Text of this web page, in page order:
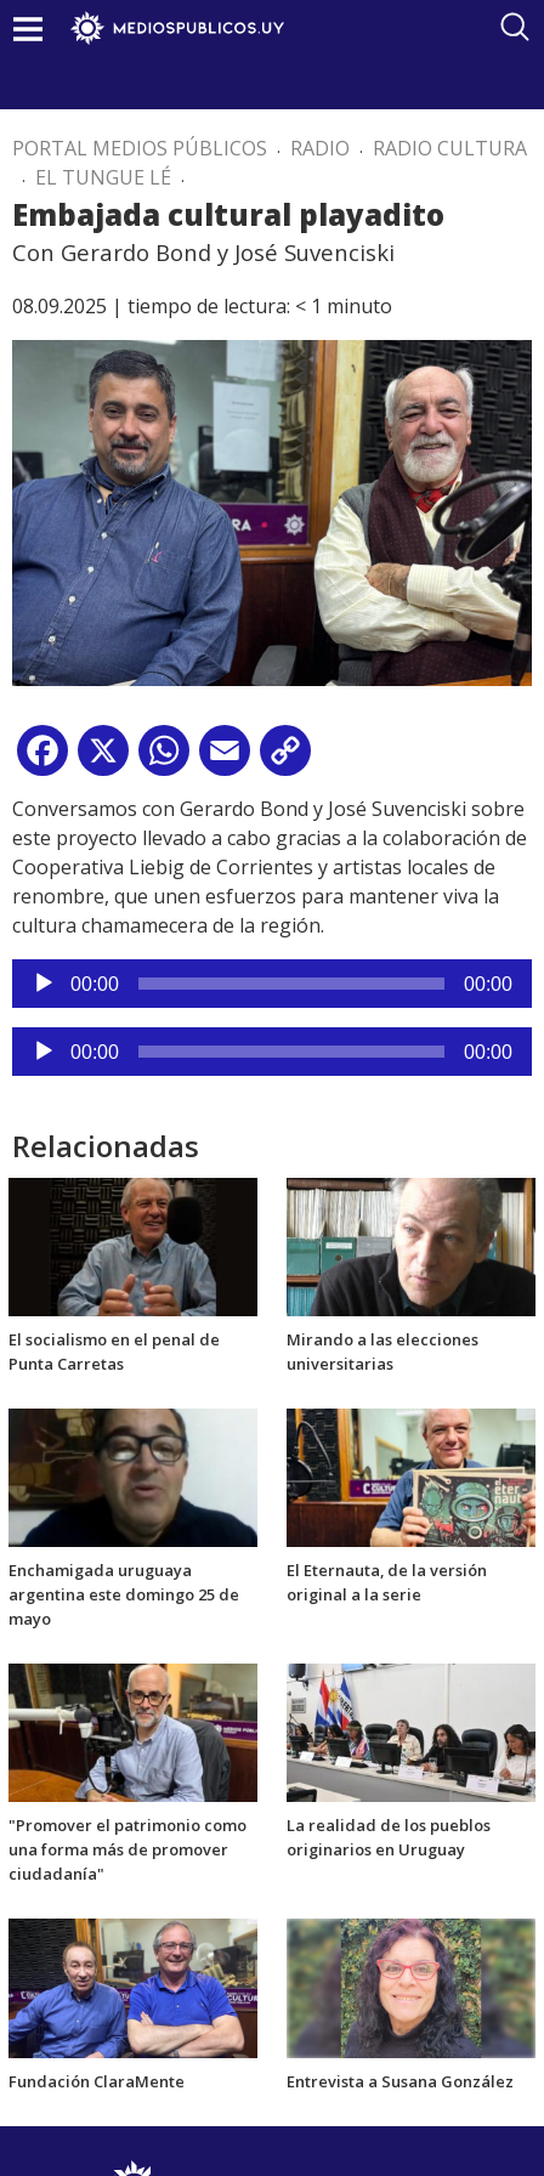
PORTAL MEDIOS PÚBLICOS . RADIO . RADIO CULTURA
. EL TUNGUE LÉ .
Embajada cultural playadito
Con Gerardo Bond y José Suvenciski
08.09.2025 | tiempo de lectura: < 1 minuto
Facebook
X WhatsApp
Email
Link
Conversamos con Gerardo Bond y José Suvenciski sobre
este proyecto llevado a cabo gracias a la colaboración de
Cooperativa Liebig de Corrientes y artistas locales de
renombre, que unen esfuerzos para mantener viva la
cultura chamamecera de la región.
Reproductor
de
audio
00:00 00:00
Reproductor
de
00:00 00:00
Relacionadas
El socialismo en el penal de
Punta Carretas
Mirando a las elecciones
universitarias
Enchamigada uruguaya
argentina este domingo 25 de
mayo
El Eternauta, de la versión
original a la serie
"Promover el patrimonio como
una forma más de promover
ciudadanía"
La realidad de los pueblos
originarios en Uruguay
Fundación ClaraMente Entrevista a Susana González